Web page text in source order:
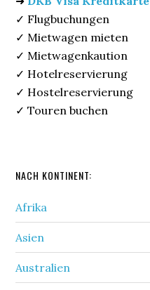
✓ Flugbuchungen
✓ Mietwagen mieten
✓ Mietwagenkaution
✓ Hotelreservierung
✓ Hostelreservierung
✓ Touren buchen
NACH KONTINENT:
Afrika
Asien
Australien